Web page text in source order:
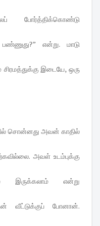
போர்த்திக்கொண்டு
பண்ணுது?” என்று. மாடு
இடையே, ஒரு
சொன்னது அவன் காதில்
அவள் உடம்புக்கு
இருக்கலாம் என்று
வீட்டுக்குப் போனான்.